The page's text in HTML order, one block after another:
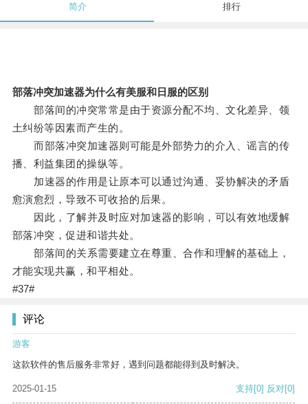
简介 排行
部落冲突加速器为什么有美服和日服的区别
部落间的冲突常常是由于资源分配不均、文化差异、领
土纠纷等因素而产生的。
而部落冲突加速器则可能是外部势力的介入、谣言的传
播、利益集团的操纵等。
加速器的作用是让原本可以通过沟通、妥协解决的矛盾
愈演愈烈，导致不可收拾的后果。
因此，了解并及时应对加速器的影响，可以有效地缓解
部落冲突，促进和谐共处。
部落间的关系需要建立在尊重、合作和理解的基础上，
才能实现共赢，和平相处。
#37#
评论
游客
这款软件的售后服务非常好，遇到问题都能得到及时解决。
2025-01-15 支持[0] 反对[0]